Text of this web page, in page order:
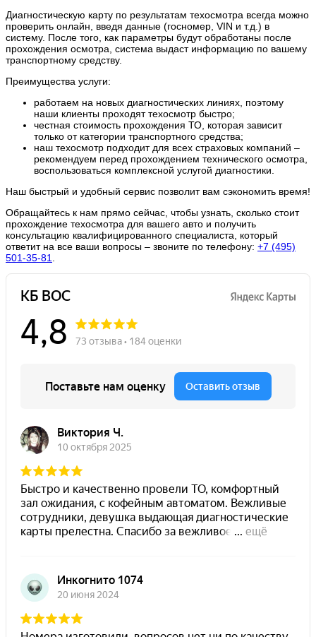
Диагностическую карту по результатам техосмотра всегда можно
проверить онлайн, введя данные (госномер, VIN и т.д.) в
систему. После того, как параметры будут обработаны после
прохождения осмотра, система выдаст информацию по вашему
транспортному средству.
Преимущества услуги:
работаем на новых диагностических линиях, поэтому
наши клиенты проходят техосмотр быстро;
честная стоимость прохождения ТО, которая зависит
только от категории транспортного средства;
наш техосмотр подходит для всех страховых компаний –
рекомендуем перед прохождением технического осмотра,
воспользоваться комплексной услугой диагностики.
Наш быстрый и удобный сервис позволит вам сэкономить время!
Обращайтесь к нам прямо сейчас, чтобы узнать, сколько стоит
прохождение техосмотра для вашего авто и получить
консультацию квалифицированного специалиста, который
ответит на все ваши вопросы – звоните по телефону: +7 (495)
501-35-81